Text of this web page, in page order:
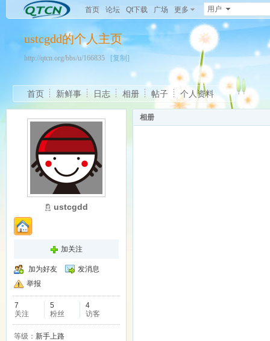
首页 论坛 Qt下载 广场 更多 用户
ustcgdd的个人主页
http://qtcn.org/bbs/u/166835 [复制]
首页 新鲜事 日志 相册 帖子 个人资料
ustcgdd
加关注
加为好友
发消息
举报
7
关注
5
粉丝
4
访客
等级： 新手上路
相册